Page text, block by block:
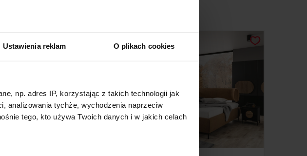
Ustawienia reklam O plikach cookies
np. adres IP, korzystając z takich technologii jak
analizowania tychże, wychodzenia naprzeciw
tego, kto używa Twoich danych i w jakich celach